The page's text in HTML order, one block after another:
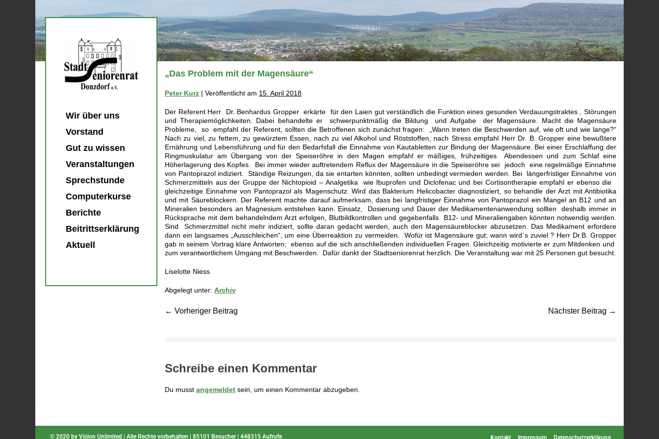
Wir über uns
Vorstand
Gut zu wissen
Veranstaltungen
Sprechstunde
Computerkurse
Berichte
Beitrittserklärung
Aktuell
„Das Problem mit der Magensäure“
Peter Kurz | Veröffentlicht am 15. April 2018
Der Referent Herr Dr. Benhardus Gropper erkärte für den Laien gut verständlich die Funktion eines gesunden Verdauungstraktes , Störungen
und Therapiemöglichkeiten. Dabei behandelte er schwerpunktmäßig die Bildung und Aufgabe der Magensäure. Macht die Magensäure
Probleme, so empfahl der Referent, sollten die Betroffenen sich zunächst fragen: „Wann treten die Beschwerden auf, wie oft und wie lange?“
Nach zu viel, zu fettem, zu gewürztem Essen, nach zu viel Alkohol und Röststoffen, nach Stress empfahl Herr Dr. B. Gropper eine bewußtere
Ernährung und Lebensführung und für den Bedarfsfall die Einnahme von Kautabletten zur Bindung der Magensäure. Bei einer Erschlaffung der
Ringmuskulatur am Übergang von der Speiseröhre in den Magen empfahl er mäßiges, frühzeitiges Abendessen und zum Schlaf eine
Höherlagerung des Kopfes. Bei immer wieder auftretendem Reflux der Magensäure in die Speiseröhre sei jedoch eine regelmäßge Einnahme
von Pantoprazol indiziert. Ständige Reizungen, da sie entarten könnten, sollten unbedingt vermieden werden. Bei längerfristiger Einnahme von
Schmerzmitteln aus der Gruppe der Nichtopioid – Analgetika wie Ibuprofen und Diclofenac und bei Cortisontherapie empfahl er ebenso die
gleichzeitige Einnahme von Pantoprazol als Magenschutz. Wird das Bakterium Helicobacter diagnostiziert, so behandle der Arzt mit Antibiotika
und mit Säureblockern. Der Referent machte darauf aufmerksam, dass bei langfristiger Einnahme von Pantoprazol ein Mangel an B12 und an
Mineralien besonders an Magnesium entstehen kann. Einsatz, Dosierung und Dauer der Medikamentenanwendung sollten deshalb immer in
Rücksprache mit dem behandelndem Arzt erfolgen, Blutbildkontrollen und gegebenfalls B12- und Mineraliengaben könnten notwendig werden.
Sind Schmerzmittel nicht mehr indiziert, sollte daran gedacht werden, auch den Magensäureblocker abzusetzen. Das Medikament erfordere
dann ein langsames „Ausschleichen“, um eine Überreaktion zu vermeiden. Wofür ist Magensäure gut; wann wird`s zuviel ? Herr Dr.B. Gropper
gab in seinem Vortrag klare Antworten; ebenso auf die sich anschließenden individuellen Fragen. Gleichzeitig motivierte er zum Mitdenken und
zum verantwortlichem Umgang mit Beschwerden. Dafür dankt der Stadtseniorenrat herzlich. Die Veranstaltung war mit 25 Personen gut besucht.
Liselotte Niess
Abgelegt unter: Archiv
← Vorheriger Beitrag Nächster Beitrag →
Schreibe einen Kommentar
Du musst angemeldet sein, um einen Kommentar abzugeben.
© 2020 by Vision Unlimited | Alle Rechte vorbehalten | 85101 Besucher | 448315 Aufrufe Kontakt Impressum Datenschutzerklärung